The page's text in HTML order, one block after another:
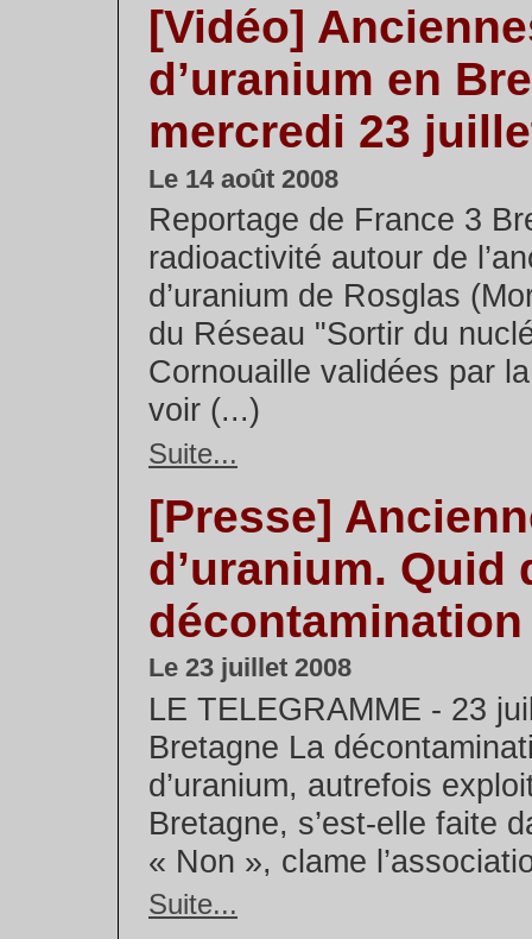
[Vidéo]
d’uranium en
mercredi 23
Le 14 août 2008
Reportage de France 3
radioactivité autour de
d’uranium de Rosglas
du Réseau "Sortir du
Cornouaille validées par
voir (...)
Suite...
[Presse]
d’uranium. Quid
décontamination
Le 23 juillet 2008
LE TELEGRAMME - 23
Bretagne La
d’uranium, autrefois
Bretagne, s’est-elle faite
« Non », clame
Suite...